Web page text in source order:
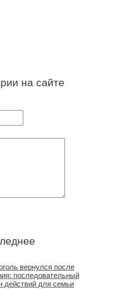
на сайте
вернулся после
последовательный
действий для семьи